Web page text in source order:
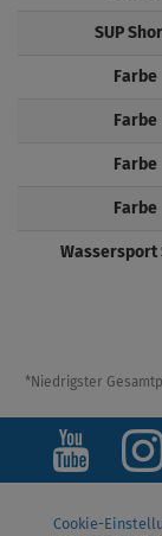
SUP
Farbe
Farbe
Farbe
Farbe
Wassersport
*Niedrigster
Cookie-